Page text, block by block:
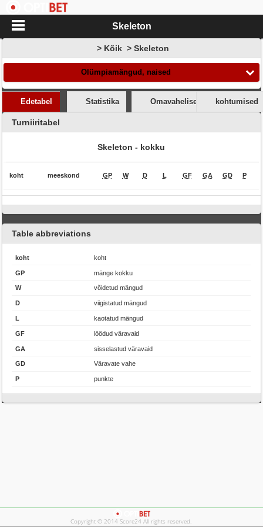
Skeleton
> Kõik > Skeleton
Olümpiamängud, naised
Edetabel Statistika Omavahelised mängudkohtumised
Turniiritabel
Skeleton - kokku
koht meeskond GP W D L GF GA GD P
Table abbreviations
koht koht
GP mänge kokku
W võidetud mängud
D viigistatud mängud
L kaotatud mängud
GF löödud väravaid
GA sisselastud väravaid
GD Väravate vahe
P punkte
Copyright © 2014 Score24 All rights reserved.